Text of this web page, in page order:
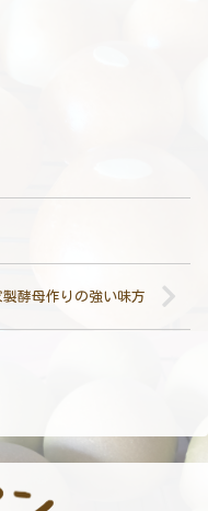
酵母作りの強い味方